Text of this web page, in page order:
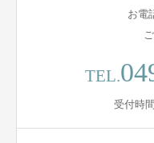
お電
TEL.
受付時